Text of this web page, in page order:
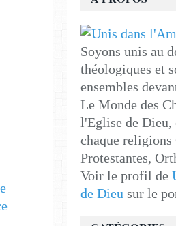
Soyons unis au
théologiques et
ensembles
Le Monde des
l'Eglise de Dieu,
chaque religions
Protestantes,
Voir le profil de
de Dieu sur le